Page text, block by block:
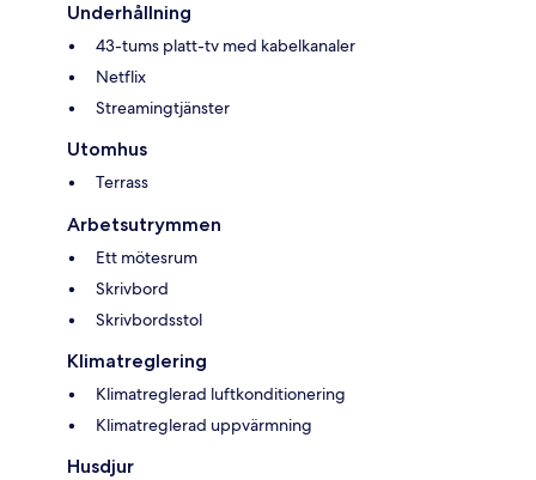
Underhållning
43-tums platt-tv med kabelkanaler
Netflix
Streamingtjänster
Utomhus
Terrass
Arbetsutrymmen
Ett mötesrum
Skrivbord
Skrivbordsstol
Klimatreglering
Klimatreglerad luftkonditionering
Klimatreglerad uppvärmning
Husdjur